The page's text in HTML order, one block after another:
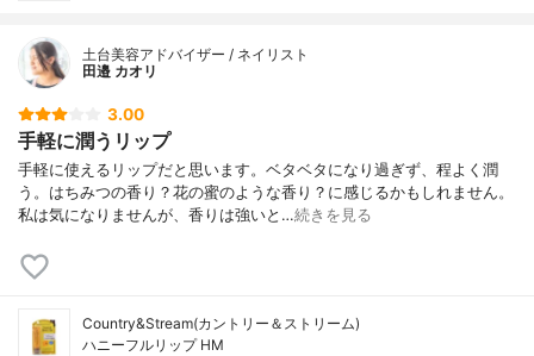
土台美容アドバイザー / ネイリスト
田邉 カオリ
3.00
手軽に潤うリップ
手軽に使えるリップだと思います。ベタベタになり過ぎず、程よく潤
う。はちみつの香り？花の蜜のような香り？に感じるかもしれません。
私は気になりませんが、香りは強いと…続きを見る
Country&Stream(カントリー＆ストリーム)
ハニーフルリップ HM